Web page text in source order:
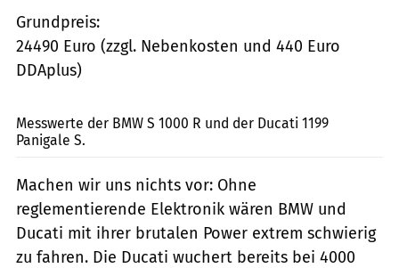
Grundpreis:
24490 Euro (zzgl. Nebenkosten und 440 Euro
DDAplus)
Messwerte der BMW S 1000 R und der Ducati 1199
Panigale S.
Machen wir uns nichts vor: Ohne
reglementierende Elektronik wären BMW und
Ducati mit ihrer brutalen Power extrem schwierig
zu fahren. Die Ducati wuchert bereits bei 4000